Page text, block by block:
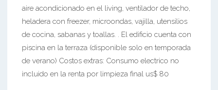
aire acondicionado en el living, ventilador de techo,
heladera con freezer, microondas, vajilla, utensilios
de cocina, sabanas y toallas. . El edificio cuenta con
piscina en la terraza (disponible solo en temporada
de verano) Costos extras: Consumo electrico no
incluido en la renta por limpieza final us$ 80